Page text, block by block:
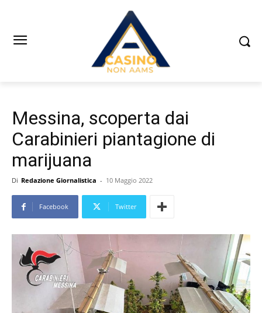
Messina, scoperta dai
Carabinieri piantagione di
marijuana
Di Redazione Giornalistica - 10 Maggio 2022
Facebook Twitter